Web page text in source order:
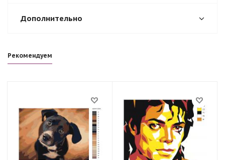
Дополнительно
Рекомендуем